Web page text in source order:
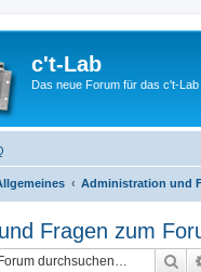
c't-Lab
Das neue Forum für das c't-Lab
Administration und
Fragen zum